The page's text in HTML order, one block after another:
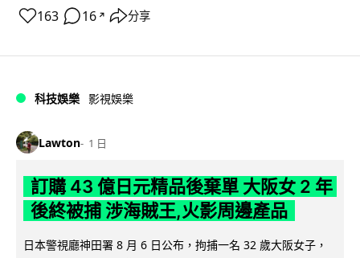
163 16 ↗ 分享
科技娛樂 影視娛樂
Lawton 1 日
訂購 43 億日元精品後棄單 大阪女 2 年
後終被捕 涉海賊王,火影周邊產品
日本警視廳神田署 8 月 6 日公布，拘捕一名 32 歲大阪女子，